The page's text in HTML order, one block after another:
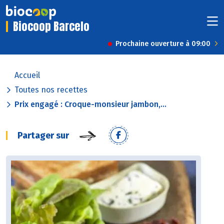
Biocoop Barcelo
Prochaine ouverture à 09:00
Accueil
Toutes nos recettes
Prix engagé : Croque-monsieur jambon,...
Partager sur